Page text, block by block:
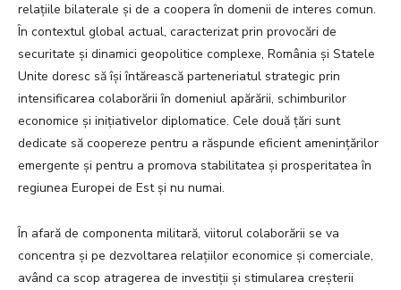
relațiile bilaterale și de a coopera în domenii de interes comun.
În contextul global actual, caracterizat prin provocări de
securitate și dinamici geopolitice complexe, România și Statele
Unite doresc să își întărească parteneriatul strategic prin
intensificarea colaborării în domeniul apărării, schimburilor
economice și inițiativelor diplomatice. Cele două țări sunt
dedicate să coopereze pentru a răspunde eficient amenințărilor
emergente și pentru a promova stabilitatea și prosperitatea în
regiunea Europei de Est și nu numai.
În afară de componenta militară, viitorul colaborării se va
concentra și pe dezvoltarea relațiilor economice și comerciale,
având ca scop atragerea de investiții și stimularea creșterii